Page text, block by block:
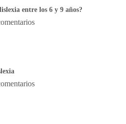
entre los 6 y 9 años?